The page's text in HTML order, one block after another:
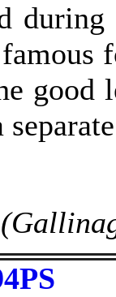
good